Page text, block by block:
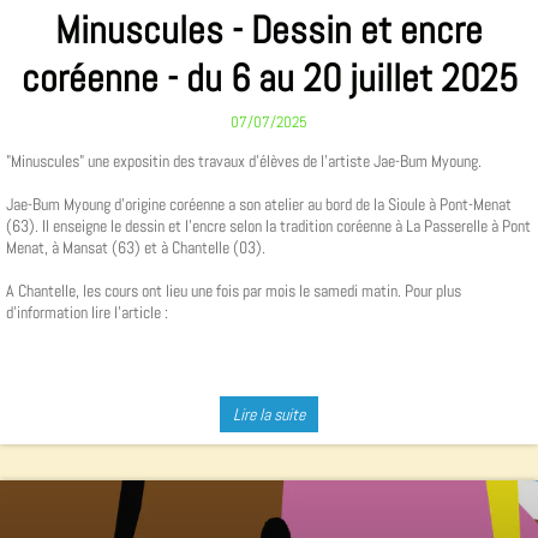
Minuscules - Dessin et encre
coréenne - du 6 au 20 juillet 2025
07/07/2025
"Minuscules" une expositin des travaux d'élèves de l'artiste Jae-Bum Myoung.
Jae-Bum Myoung d'origine coréenne a son atelier au bord de la Sioule à Pont-Menat
(63). Il enseigne le dessin et l'encre selon la tradition coréenne à La Passerelle à Pont
Menat, à Mansat (63) et à Chantelle (03).
A Chantelle, les cours ont lieu une fois par mois le samedi matin. Pour plus
d'information lire l'article :
Lire la suite